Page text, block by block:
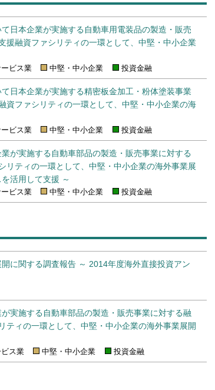
日本企業が実施する自動車用電装品の製造・販売
援融資ファシリティの一環として、中堅・中小企業
ビス業 中堅・中小企業 投資金融
日本企業が実施する精密板金加工・粉体塗装事業
資ファシリティの一環として、中堅・中小企業の海
ビス業 中堅・中小企業 投資金融
が実施する自動車部品の製造・販売事業に対する
リティの一環として、中堅・中小企業の海外事業展
活用して支援 ～
ビス業 中堅・中小企業 投資金融
に関する調査報告 ～ 2014年度海外直接投資アン
実施する自動車部品の製造・販売事業に対する融
ティの一環として、中堅・中小企業の海外事業展開
ス業 中堅・中小企業 投資金融